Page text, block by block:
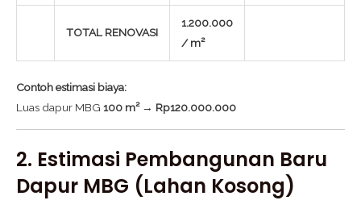
TOTAL RENOVASI
1.200.000
/ m²
Contoh estimasi biaya:
Luas dapur MBG 100 m²→ Rp120.000.000
2. Estimasi Pembangunan Baru
Dapur MBG (Lahan Kosong)